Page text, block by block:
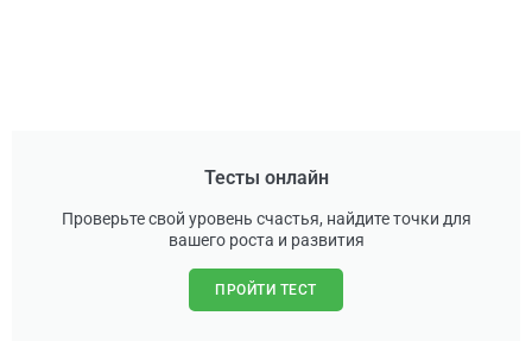
Тесты онлайн
Проверьте свой уровень счастья, найдите точки для
вашего роста и развития
ПРОЙТИ ТЕСТ